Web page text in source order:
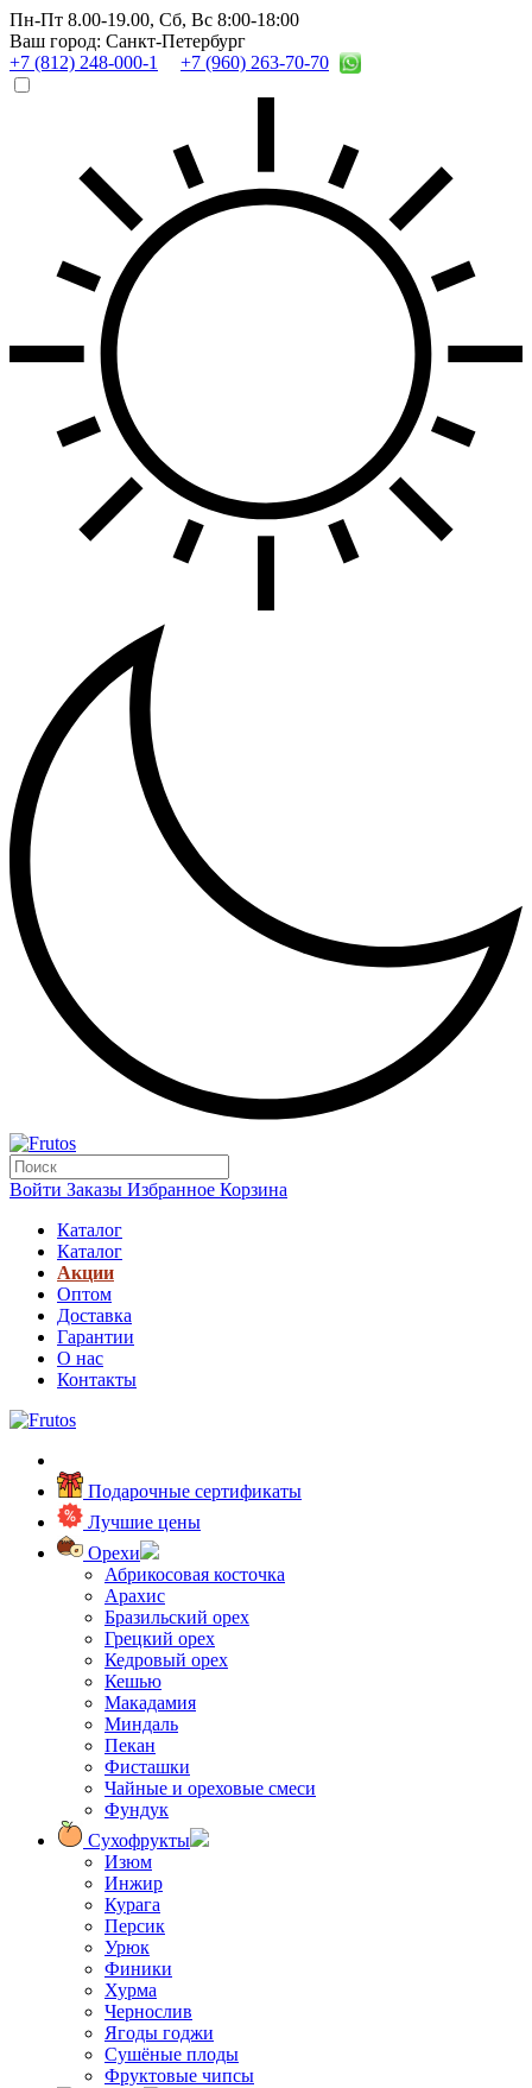
Пн-Пт 8.00-19.00, Сб, Вс 8:00-18:00
Ваш город: Санкт-Петербург
+7 (812) 248-000-1
+7 (960) 263-70-70
Войти Заказы Избранное Корзина
Каталог
Каталог
Акции
Оптом
Доставка
Гарантии
О нас
Контакты
Подарочные сертификаты
Лучшие цены
Орехи
Абрикосовая косточка
Арахис
Бразильский орех
Грецкий орех
Кедровый орех
Кешью
Макадамия
Миндаль
Пекан
Фисташки
Чайные и ореховые смеси
Фундук
Сухофрукты
Изюм
Инжир
Курага
Персик
Урюк
Финики
Хурма
Чернослив
Ягоды годжи
Сушёные плоды
Фруктовые чипсы